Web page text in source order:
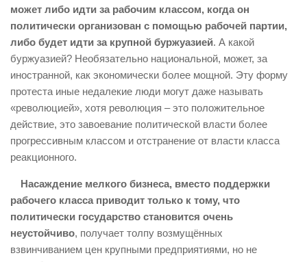
может либо идти за рабочим классом, когда он
политически организован с помощью рабочей партии,
либо будет идти за крупной буржуазией. А какой
буржуазией? Необязательно национальной, может, за
иностранной, как экономически более мощной. Эту форму
протеста иные недалекие люди могут даже называть
«революцией», хотя революция – это положительное
действие, это завоевание политической власти более
прогрессивным классом и отстранение от власти класса
реакционного.
Насаждение мелкого бизнеса, вместо поддержки
рабочего класса приводит только к тому, что
политически государство становится очень
неустойчиво, получает толпу возмущённых
взвинчиванием цен крупными предприятиями, но не